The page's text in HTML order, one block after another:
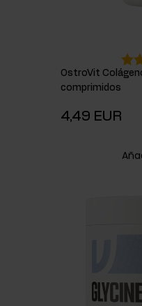
OstroVit
comprimidos
4,49 EUR